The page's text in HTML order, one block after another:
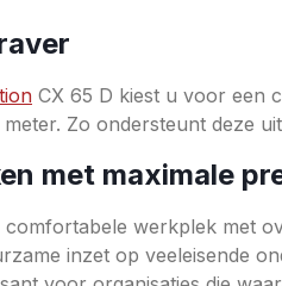
CX 65 D kiest u voor een
Zo ondersteunt deze
met maximale
werkplek met
inzet op veeleisende